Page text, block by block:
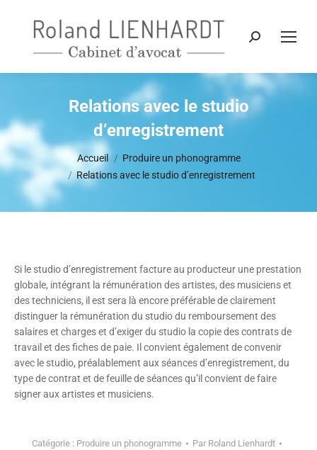
Recherche
Relations avec le studio
d’enregistrement
Vous êtes ici :
Accueil
Produire un phonogramme
Relations avec le studio d’enregistrement
Si le studio d’enregistrement facture au producteur une prestation
globale, intégrant la rémunération des artistes, des musiciens et
des techniciens, il est sera là encore préférable de clairement
distinguer la rémunération du studio du remboursement des
salaires et charges et d’exiger du studio la copie des contrats de
travail et des fiches de paie. Il convient également de convenir
avec le studio, préalablement aux séances d’enregistrement, du
type de contrat et de feuille de séances qu’il convient de faire
signer aux artistes et musiciens.
Catégorie : Produire un phonogramme Par Roland Lienhardt